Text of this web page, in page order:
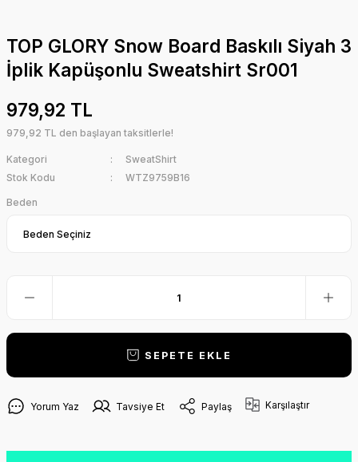
TOP GLORY Snow Board Baskılı Siyah 3
İplik Kapüşonlu Sweatshirt Sr001
979,92 TL
979,92 TL den başlayan taksitlerle!
Kategori
SweatShirt
Stok Kodu
WTZ9759B16
Beden
SEPETE EKLE
Yorum Yaz Tavsiye Et Paylaş Karşılaştır